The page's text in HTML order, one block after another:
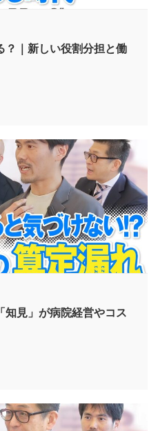
？｜新しい役割分担と働
知見」が病院経営やコス